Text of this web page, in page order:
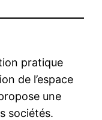
pratique
de l’espace
une
sociétés.